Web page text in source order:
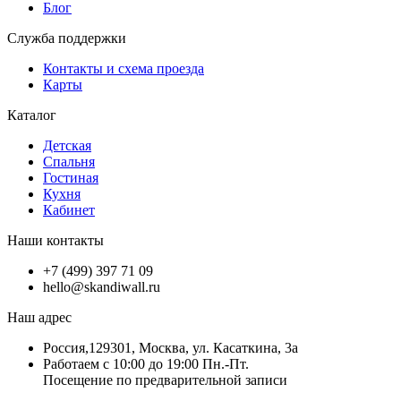
Блог
Служба поддержки
Контакты и схема проезда
Карты
Каталог
Детская
Спальня
Гостиная
Кухня
Кабинет
Наши контакты
+7 (499) 397 71 09
hello@skandiwall.ru
Наш адрес
Россия,129301, Москва, ул. Касаткина, 3а
Работаем с 10:00 до 19:00 Пн.-Пт.
Посещение по предварительной записи